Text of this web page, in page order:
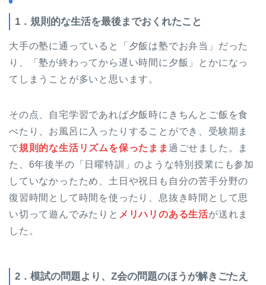
1．規則的な生活を最後までおくれたこと
大手の塾に通っていると「夕飯は塾でお弁当」だった
り、「塾が終わってから遅い時間に夕飯」とかになっ
てしまうことが多いと思います。
その点、自宅学習であれば夕飯時にきちんとご飯を食
べたり、お風呂に入ったりすることができ、受験期ま
で規則的な生活リズムを保ったまま 過ごせました。ま
た、6年後半の「日曜特訓」のような特別授業にも参加
していなかったため、土日や祝日も自分の苦手分野の
復習時間として時間を使ったり、息抜き時間として思
い切って遊んでみたりと メリハリのある生活が送れま
した。
2．模試の問題より、Z会の問題のほうが解きごたえ